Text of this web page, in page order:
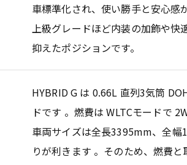
車標準化され、使い勝手と安心感
上級グレードほど内装の加飾や
抑えたポジションです。
HYBRID G は 0.66L 直列3気筒
ドです 。燃費は WLTCモードで
車両サイズは全長3395mm、全
りが利きます 。そのため、燃費と